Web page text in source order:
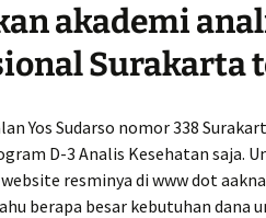
akademi
Surakarta
Yos Sudarso nomor 338
D-3 Analis Kesehatan saja.
resminya di www dot
berapa besar kebutuhan dana